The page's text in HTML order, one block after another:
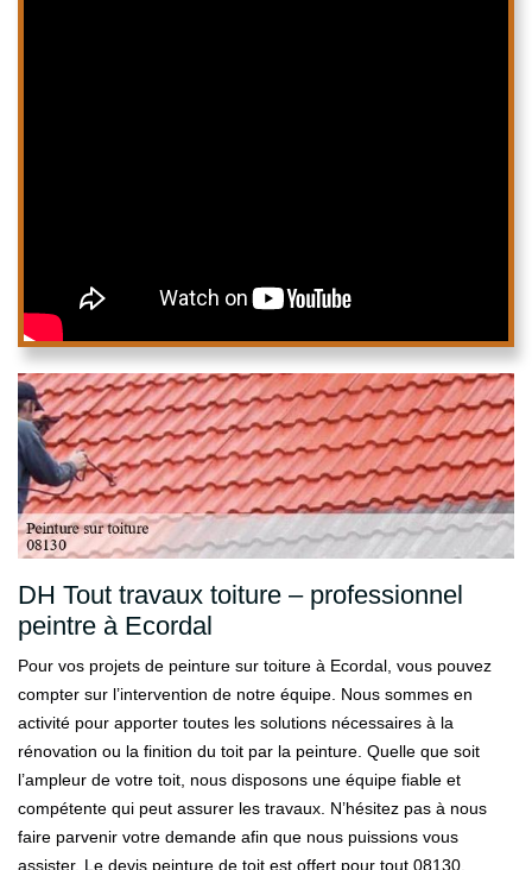
DH Tout travaux toiture – professionnel
peintre à Ecordal
Pour vos projets de peinture sur toiture à Ecordal, vous pouvez
compter sur l’intervention de notre équipe. Nous sommes en
activité pour apporter toutes les solutions nécessaires à la
rénovation ou la finition du toit par la peinture. Quelle que soit
l’ampleur de votre toit, nous disposons une équipe fiable et
compétente qui peut assurer les travaux. N’hésitez pas à nous
faire parvenir votre demande afin que nous puissions vous
assister. Le devis peinture de toit est offert pour tout 08130.